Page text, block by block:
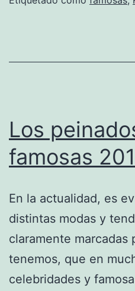
Los
famosas
En la actualidad, es
distintas modas y
claramente
tenemos, que en
celebridades y